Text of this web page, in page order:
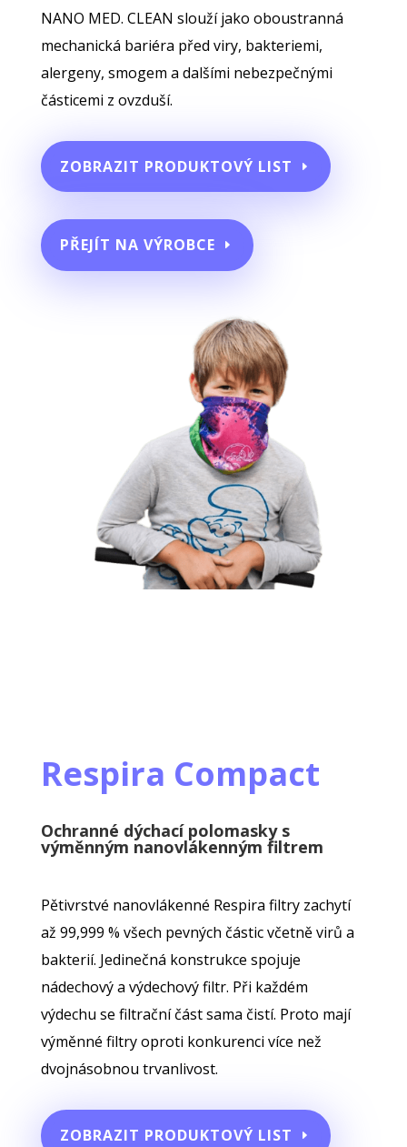
NANO MED. CLEAN slouží jako oboustranná
mechanická bariéra před viry, bakteriemi,
alergeny, smogem a dalšími nebezpečnými
částicemi z ovzduší.
ZOBRAZIT PRODUKTOVÝ LIST
PŘEJÍT NA VÝROBCE
Respira Compact
Ochranné dýchací polomasky s
výměnným nanovlákenným filtrem
Pětivrstvé nanovlákenné Respira filtry zachytí
až 99,999 % všech pevných částic včetně virů a
bakterií. Jedinečná konstrukce spojuje
nádechový a výdechový filtr. Při každém
výdechu se filtrační část sama čistí. Proto mají
výměnné filtry oproti konkurenci více než
dvojnásobnou trvanlivost.
ZOBRAZIT PRODUKTOVÝ LIST